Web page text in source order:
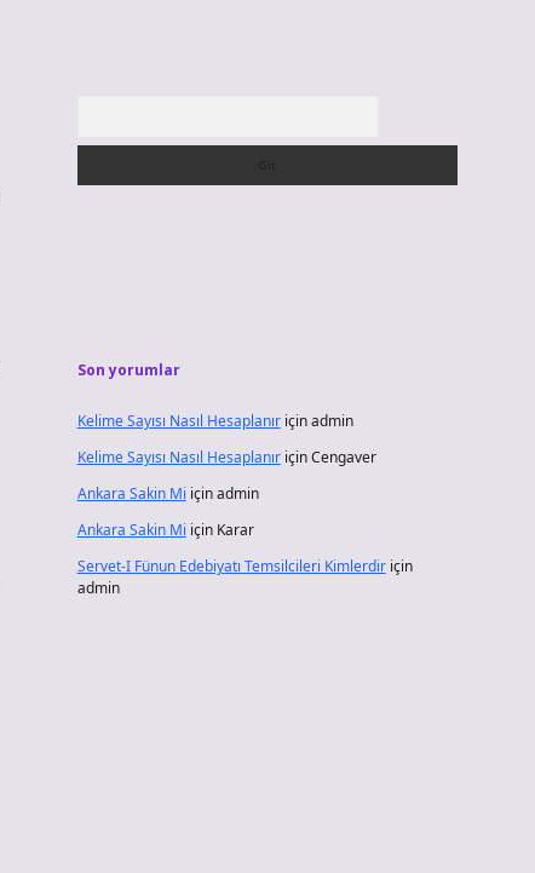
Son yorumlar
Kelime Sayısı Nasıl Hesaplanıriçinadmin
Kelime Sayısı Nasıl HesaplanıriçinCengaver
Ankara Sakin Mi içinadmin
Ankara Sakin Mi için Karar
Servet-I Fünun Edebiyatı Temsilcileri Kimlerdiriçin
admin